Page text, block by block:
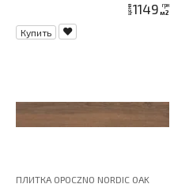
цена1149 грн
м2
Купить
ПЛИТКА OPOCZNO NORDIC OAK